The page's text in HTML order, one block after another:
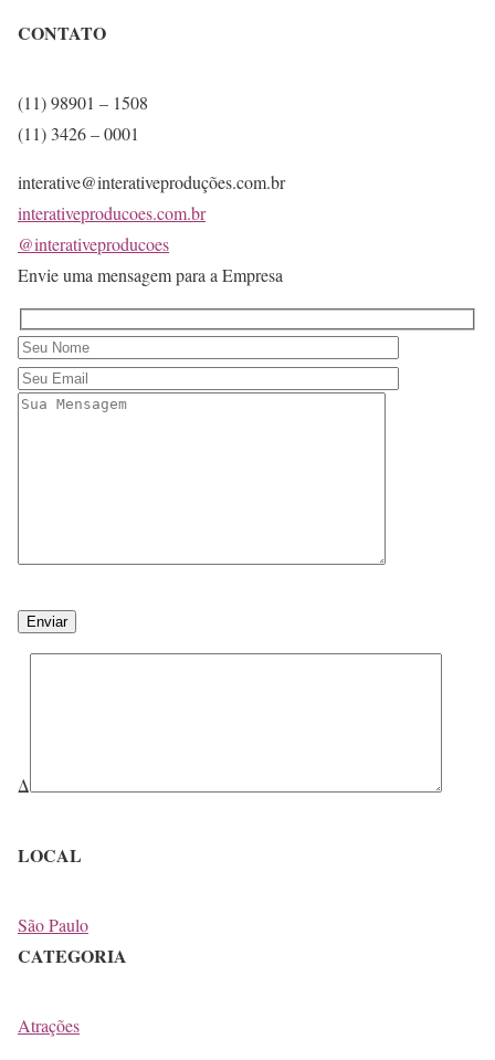
CONTATO
(11) 98901 – 1508
(11) 3426 – 0001
interative@interativeproduções.com.br
interativeproducoes.com.br
@interativeproducoes
Envie uma mensagem para a Empresa
Δ
LOCAL
São Paulo
CATEGORIA
Atrações